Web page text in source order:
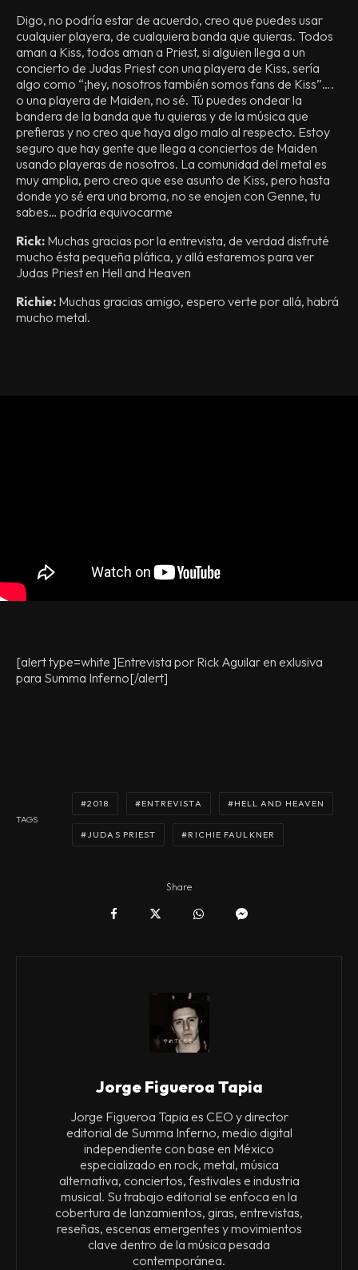
Digo, no podría estar de acuerdo, creo que puedes usar
cualquier playera, de cualquiera banda que quieras. Todos
aman a Kiss, todos aman a Priest, si alguien llega a un
concierto de Judas Priest con una playera de Kiss, sería
algo como “¡hey, nosotros también somos fans de Kiss”….
o una playera de Maiden, no sé. Tú puedes ondear la
bandera de la banda que tu quieras y de la música que
prefieras y no creo que haya algo malo al respecto. Estoy
seguro que hay gente que llega a conciertos de Maiden
usando playeras de nosotros. La comunidad del metal es
muy amplia, pero creo que ese asunto de Kiss, pero hasta
donde yo sé era una broma, no se enojen con Genne, tu
sabes… podría equivocarme
Rick: Muchas gracias por la entrevista, de verdad disfruté
mucho ésta pequeña plática, y allá estaremos para ver
Judas Priest en Hell and Heaven
Richie: Muchas gracias amigo, espero verte por allá, habrá
mucho metal.
[alert type=white ]Entrevista por Rick Aguilar en exlusiva
para Summa Inferno[/alert]
TAGS
2018 ENTREVISTA HELL AND HEAVEN
JUDAS PRIEST RICHIE FAULKNER
Share
Jorge Figueroa Tapia
Jorge Figueroa Tapia es CEO y director
editorial de Summa Inferno, medio digital
independiente con base en México
especializado en rock, metal, música
alternativa, conciertos, festivales e industria
musical. Su trabajo editorial se enfoca en la
cobertura de lanzamientos, giras, entrevistas,
reseñas, escenas emergentes y movimientos
clave dentro de la música pesada
contemporánea.